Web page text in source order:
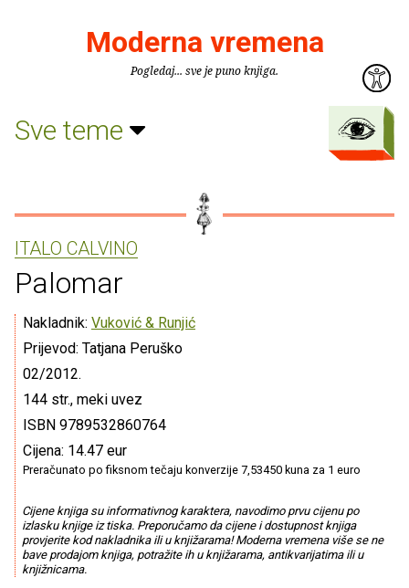
Moderna vremena
Pogledaj... sve je puno knjiga.
Sve teme
ITALO CALVINO
Palomar
Nakladnik: Vuković & Runjić
Prijevod: Tatjana Peruško
02/2012.
144 str., meki uvez
ISBN 9789532860764
Cijena: 14.47 eur
Preračunato po fiksnom tečaju konverzije 7,53450 kuna za 1 euro
Cijene knjiga su informativnog karaktera, navodimo prvu cijenu po
izlasku knjige iz tiska. Preporučamo da cijene i dostupnost knjiga
provjerite kod nakladnika ili u knjižarama! Moderna vremena više se ne
bave prodajom knjiga, potražite ih u knjižarama, antikvarijatima ili u
knjižnicama.